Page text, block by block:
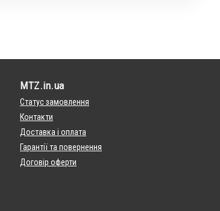
MTZ.in.ua
Статус замовлення
Контакти
Доставка і оплата
Гарантії та повернення
Договір оферти